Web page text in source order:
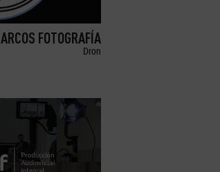
ARCOS FOTOGRAFÍA
Dron